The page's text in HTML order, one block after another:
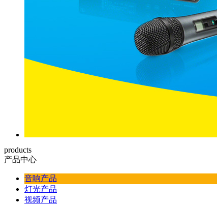
products
产品中心
音响产品
灯光产品
视频产品